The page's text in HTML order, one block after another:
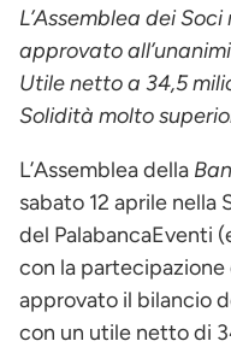
L’Assemblea dei
approvato
Utile netto a 34,5
Solidità molto
L’Assemblea della
sabato 12 aprile nella
del PalabancaEventi
con la
approvato il bilancio
con un utile netto di